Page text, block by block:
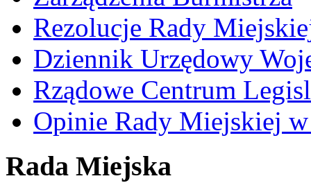
Rezolucje Rady
Dziennik Urzędowy
Rządowe Centrum
Opinie Rady Miejskiej w
Rada Miejska